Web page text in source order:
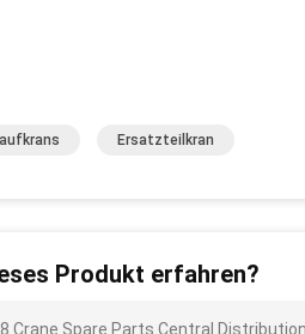
Ersatzteilkran
Produkt erfahren?
Crane Spare Parts Central